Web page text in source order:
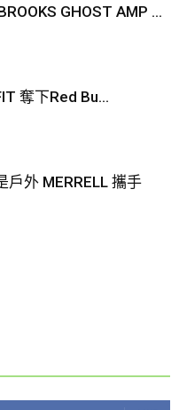
GHOST AMP ...
奪下Red Bu...
戶外 MERRELL 攜手